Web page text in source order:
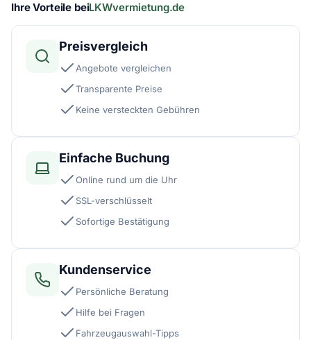
Ihre Vorteile beiLKWvermietung.de
Preisvergleich
Angebote vergleichen
Transparente Preise
Keine versteckten Gebühren
Einfache Buchung
Online rund um die Uhr
SSL-verschlüsselt
Sofortige Bestätigung
Kundenservice
Persönliche Beratung
Hilfe bei Fragen
Fahrzeugauswahl-Tipps